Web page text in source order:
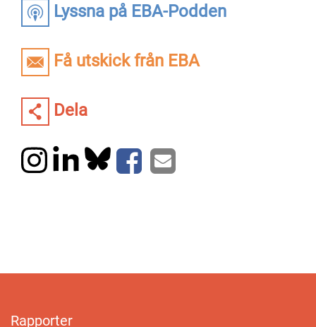
Lyssna på EBA-Podden
Få utskick från EBA
Dela
Rapporter